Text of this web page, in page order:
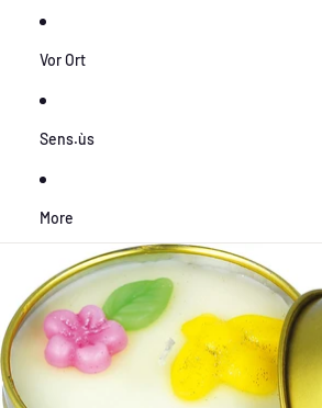
Vor Ort
Sens.ùs
More
Zu Produktinformationen springen